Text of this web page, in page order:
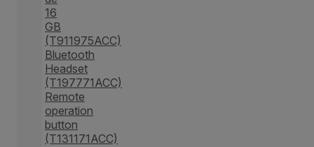
16
GB
(T911975ACC)
Bluetooth
Headset
(T197771ACC)
Remote
operation
button
(T131171ACC)